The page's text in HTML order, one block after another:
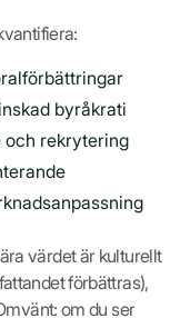
byråkrati
och rekrytering
värdet är kulturellt
förbättras),
om du ser